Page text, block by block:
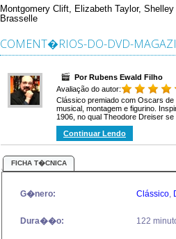
Montgomery Clift, Elizabeth Taylor,
Brasselle
COMENT�RIOS-DO-DVD-
Por Rubens Ewald Filho
Avaliação do autor:
Clássico premiado com Oscars
musical, montagem e figurino.
1906, no qual Theodore Dreiser
Continuar Lendo
FICHA T�CNICA
G�nero: Clássico,
Dura��o: 122